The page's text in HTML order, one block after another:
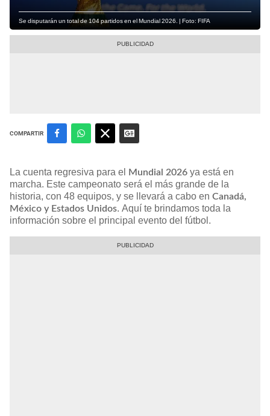
Se disputarán un total de 104 partidos en el Mundial 2026. | Foto: FIFA
COMPARTIR
La cuenta regresiva para el Mundial 2026 ya está en
marcha. Este campeonato será el más grande de la
historia, con 48 equipos, y se llevará a cabo en Canadá,
México y Estados Unidos. Aquí te brindamos toda la
información sobre el principal evento del fútbol.